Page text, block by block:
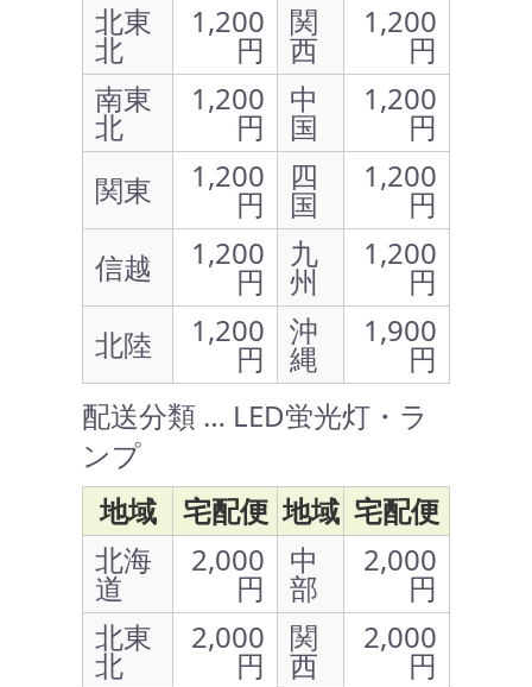
北東
北
1,200
円
関
西
1,200
円
南東
北
1,200
円
中
国
1,200
円
関東
1,200
円
四
国
1,200
円
信越
1,200
円
九
州
1,200
円
北陸
1,200
円
沖
縄
1,900
円
配送分類 … LED蛍光灯・ラ
ンプ
地域
宅配便 地域 宅配便
北海
道
2,000
円
中
部
2,000
円
北東
北
2,000
円
関
西
2,000
円